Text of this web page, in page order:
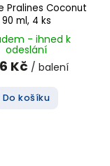
Pralines Coconut
90 ml, 4 ks
- ihned k
odeslání
Kč / balení
Do košíku